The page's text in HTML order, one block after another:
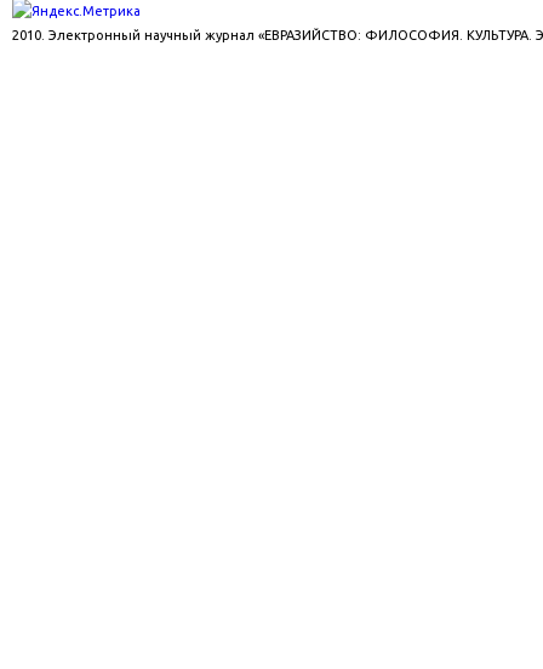
2010. Электронный научный журнал «ЕВРАЗИЙСТВО: ФИЛОСОФИЯ. КУЛЬТУРА.